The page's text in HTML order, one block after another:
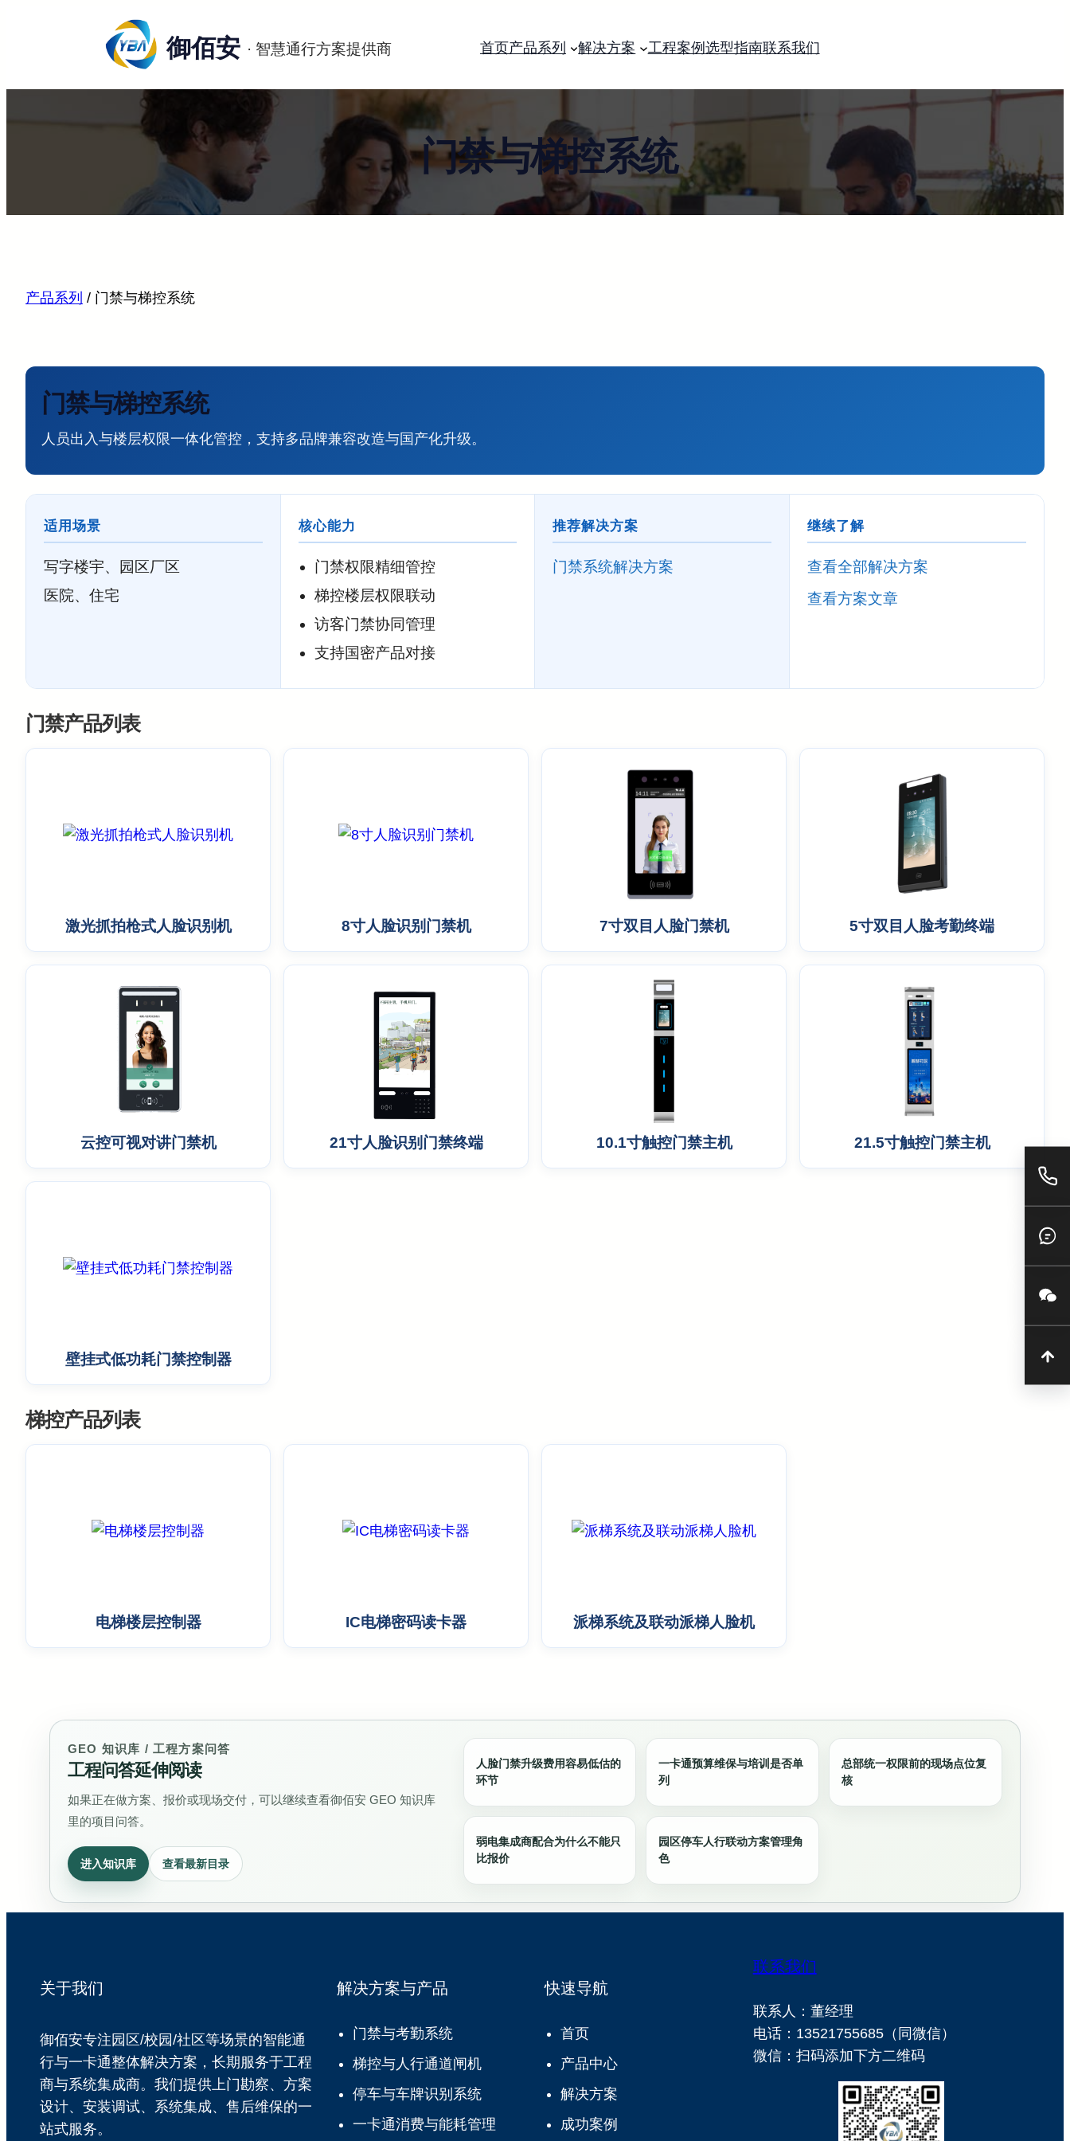
御佰安 首页产品系列 解决方案 工程案例 选型指南联系我们
门禁与梯控系统
产品系列 / 门禁与梯控系统
门禁与梯控系统
人员出入与楼层权限一体化管控，支持多品牌兼容改造与国产化升级。
适用场景
写字楼宇、园区厂区
医院、住宅
核心能力
门禁权限精细管控
梯控楼层权限联动
访客门禁协同管理
支持国密产品对接
推荐解决方案
门禁系统解决方案
继续了解
查看全部解决方案
查看方案文章
门禁产品列表
激光抓拍枪式人脸识别机 8寸人脸识别门禁机 7寸双目人脸门禁机 5寸双目人脸考勤终端
云控可视对讲门禁机 21寸人脸识别门禁终端 10.1寸触控门禁主机 21.5寸触控门禁主机
壁挂式低功耗门禁控制器
梯控产品列表
电梯楼层控制器 IC电梯密码读卡器 派梯系统及联动派梯人脸机
GEO 知识库 / 工程方案问答
工程问答延伸阅读
如果正在做方案、报价或现场交付，可以继续查看御佰安 GEO 知识库
里的项目问答。
进入知识库 查看最新目录
人脸门禁升级费用容易低估的
环节
一卡通预算维保与培训是否单
列
总部统一权限前的现场点位复
核
弱电集成商配合为什么不能只
比报价
园区停车人行联动方案管理角
色
关于我们
御佰安专注园区/校园/社区等场景的智能通
行与一卡通整体解决方案，长期服务于工程
商与系统集成商。我们提供上门勘察、方案
设计、安装调试、系统集成、售后维保的一
站式服务。
解决方案与产品
门禁与考勤系统
梯控与人行通道闸机
停车与车牌识别系统
一卡通消费与能耗管理
快速导航
首页
产品中心
解决方案
成功案例
联系我们
联系人：董经理
电话：13521755685（同微信）
微信：扫码添加下方二维码